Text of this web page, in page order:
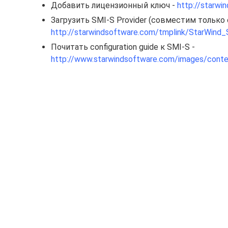
Добавить лицензионный ключ - http://
Загрузить SMI-S Provider (совместим только
http://starwindsoftware.com/tmplink/
Почитать configuration guide к SMI-S -
http://www.starwindsoftware.com/images/